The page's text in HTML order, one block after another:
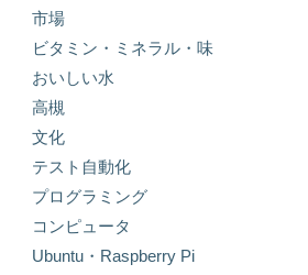
市場
ビタミン・ミネラル・味
おいしい水
高槻
文化
テスト自動化
プログラミング
コンピュータ
Ubuntu・Raspberry Pi